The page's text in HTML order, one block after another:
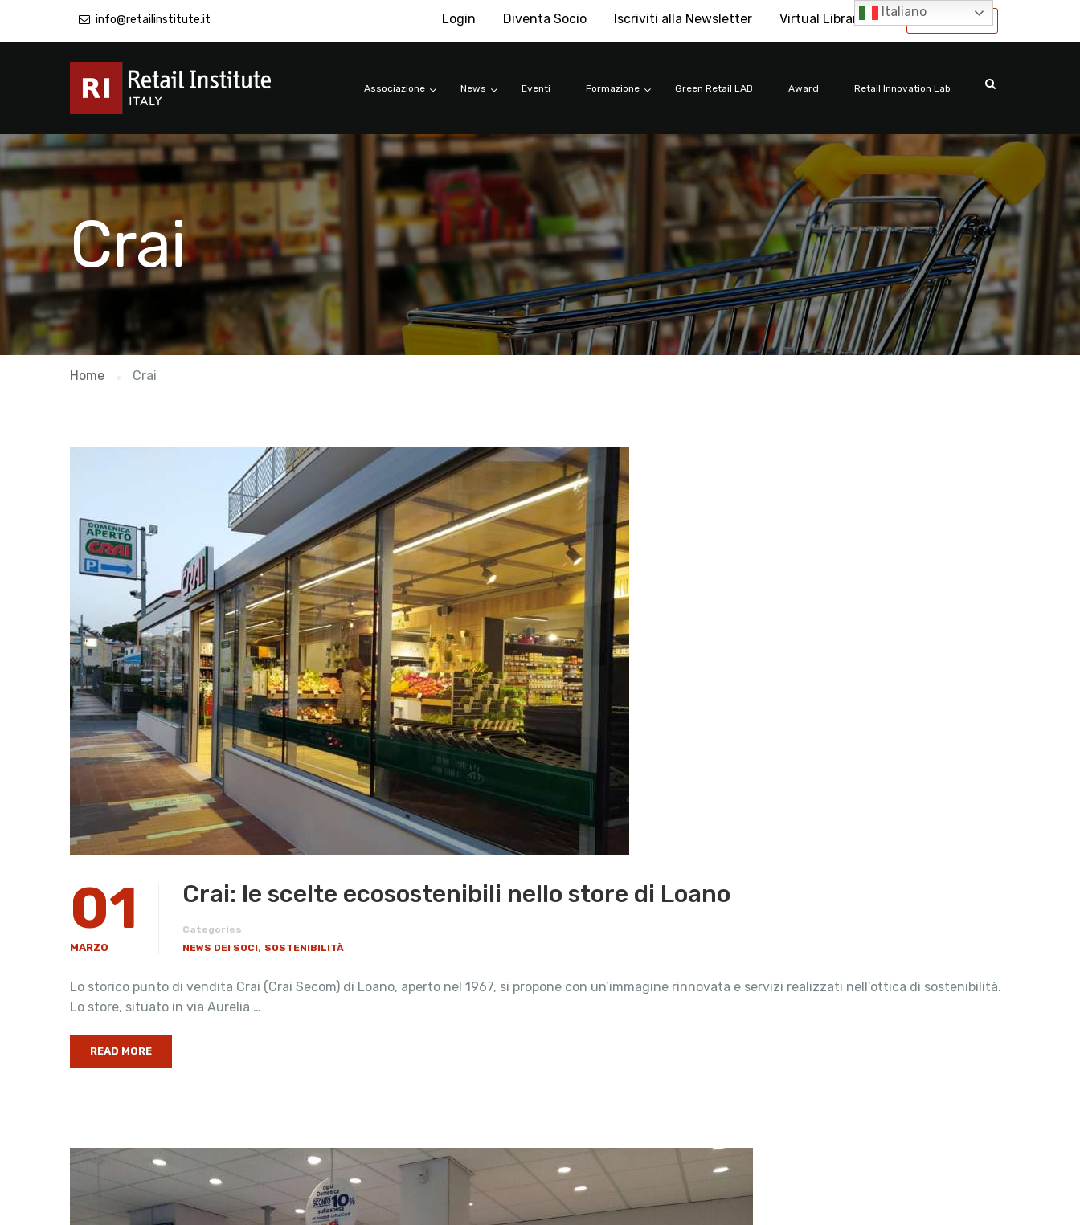
info@retailinstitute.it International
Login Diventa Socio Iscriviti alla Newsletter Virtual Library
Associazione News Eventi Formazione Green Retail LAB Award Retail Innovation Lab
Crai
Home Crai
01
MARZO
Crai: le scelte ecosostenibili nello store di Loano
Categories
NEWS DEI SOCI, SOSTENIBILITÀ
Lo storico punto di vendita Crai (Crai Secom) di Loano, aperto nel 1967, si propone con un’immagine rinnovata e servizi realizzati nell’ottica di sostenibilità.
Lo store, situato in via Aurelia …
READ MORE
Italiano